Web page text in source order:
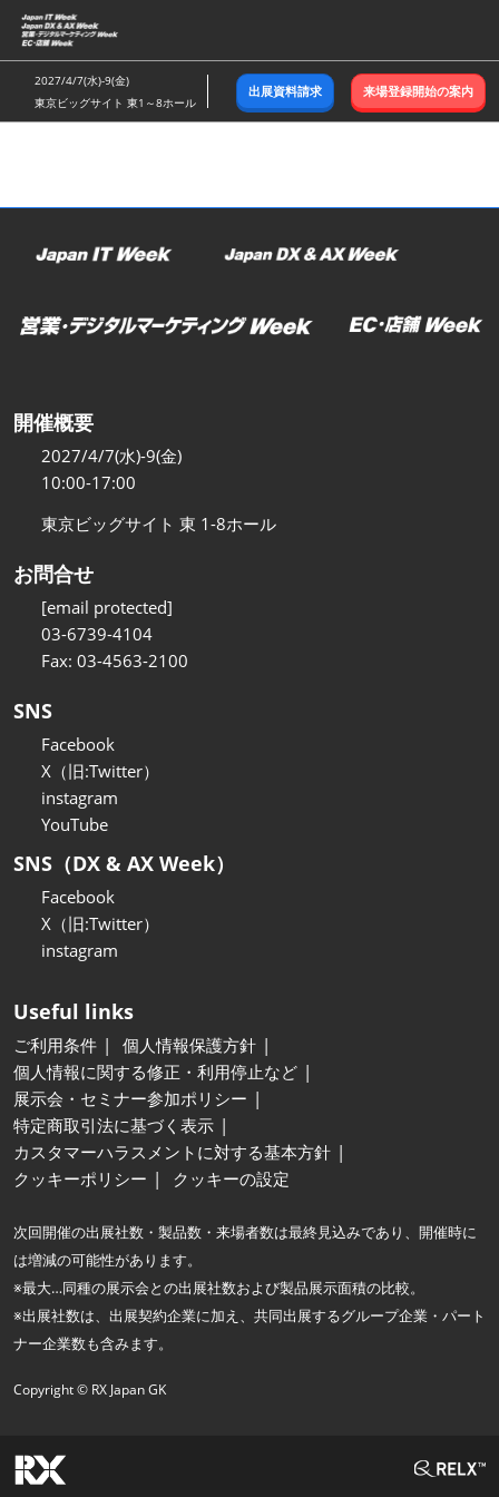
ス
キ
ッ
し
む
2027/4/7(水)-9(金)
東京ビッグサイト 東1～8ホール
出展資料請求 来場登録開始の案内
開催概要
2027/4/7(水)-9(金)
10:00-17:00
東京ビッグサイト 東 1-8ホール
お問合せ
[email protected]
03-6739-4104
Fax: 03-4563-2100
SNS
Facebook
X（旧:Twitter）
instagram
YouTube
SNS（DX & AX Week）
Facebook
X（旧:Twitter）
instagram
Useful links
ご利用条件
個人情報保護方針
個人情報に関する修正・利用停止など
展示会・セミナー参加ポリシー
特定商取引法に基づく表示
カスタマーハラスメントに対する基本方針
クッキーポリシー
クッキーの設定
次回開催の出展社数・製品数・来場者数は最終見込みであり、開催時に
は増減の可能性があります。
※最大…同種の展示会との出展社数および製品展示面積の比較。
※出展社数は、出展契約企業に加え、共同出展するグループ企業・パート
ナー企業数も含みます。
Copyright © RX Japan GK